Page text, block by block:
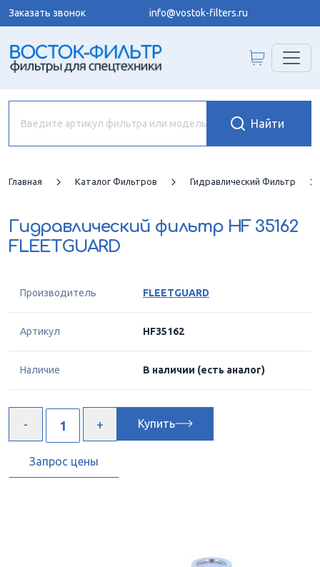
Заказать звонок info@vostok-filters.ru
Главная Каталог Фильтров Гидравлический Фильтр
Гидравлический фильтр HF 35162
FLEETGUARD
Производитель FLEETGUARD
Артикул HF35162
Наличие В наличии (есть аналог)
Купить
Запрос цены